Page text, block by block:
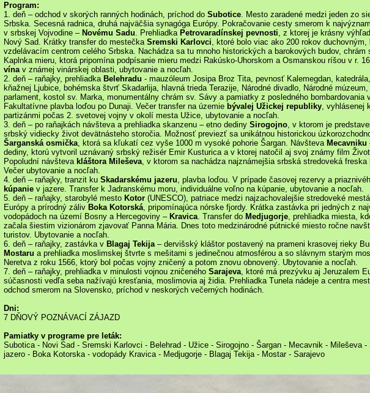
Program:
1. deň – odchod v skorých ranných hodinách, príchod do Subotice. Mesto zaradené medzi jeden zo
Srbska. Secesná radnica, druhá najväčšia synagóga Európy. Pokračovanie cesty smerom k
v srbskej Vojvodine – Novému Sadu. Prehliadka Petrovaradínskej pevnosti, z ktorej je krásny
Nový Sad. Krátky transfer do mestečka Sremski Karlovci, ktoré bolo viac ako 200 rokov duchovným,
vzdelávacím centrom celého Srbska. Nachádza sa tu mnoho historických a barokových budov, chrám
Kaplnka mieru, ktorá pripomína podpísanie mieru medzi Rakúsko-Uhorskom a Osmanskou ríšou v r.
vínav známej vinárskej oblasti, ubytovanie a nocľah.
2. deň – raňajky, prehliadka Belehradu - mauzóleum Josipa Broz Tita, pevnosť Kalemegdan,
kňažnej Ljubice, bohémska štvrť Skadarlija, hlavná trieda Terazije, Národné divadlo, Národné
parlament, kostol sv. Marka, monumentálny chrám sv. Sávy a pamiatky z posledného bombardovania
Fakultatívne plavba loďou po Dunaji. Večer transfer na územie bývalej Užickej republiky, vyhlásenej
partizánmi počas 2. svetovej vojny v okolí mesta Užice, ubytovanie a nocľah.
3. deň – po raňajkách návšteva a prehliadka skanzenu – etno dediny Sirogojno, v ktorom je
srbský vidiecky život devätnásteho storočia. Možnosť previezť sa unikátnou historickou
Šarganská osmička, ktorá sa kľukatí cez vyše 1000 m vysoké pohorie Šargan. Návšteva Mecavniku
dediny, ktorú vytvoril uznávaný srbský režisér Emir Kusturica a v ktorej natočil aj svoj známy film
Popoludní návšteva kláštora Mileševa, v ktorom sa nachádza najznámejšia srbská stredoveká freska
Večer ubytovanie a nocľah.
4. deň – raňajky, tranzit ku Skadarskému jazeru, plavba loďou. V prípade časovej rezervy a
kúpanie v jazere. Transfer k Jadranskému moru, individuálne voľno na kúpanie, ubytovanie a nocľah.
5. deň – raňajky, starobylé mesto Kotor (UNESCO), patriace medzi najzachovalejšie stredoveké
Európy a prírodný záliv Boka Kotorská, pripomínajúca nórske fjordy. Krátka zastávka pri jedných z
vodopádoch na území Bosny a Hercegoviny – Kravica. Transfer do Medjugorje, prehliadka miesta,
začala šiestim vizionárom zjavovať Panna Mária. Dnes toto medzinárodné pútnické miesto ročne
turistov. Ubytovanie a nocľah.
6. deň – raňajky, zastávka v Blagaj Tekija– dervišský kláštor postavený na prameni krasovej rieky
Mostaru a prehliadka moslimskej štvrte s mešitami s jedinečnou atmosférou a so slávnym starým
Neretva z roku 1566, ktorý bol počas vojny zničený a potom znovu obnovený. Ubytovanie a nocľah.
7. deň – raňajky, prehliadka v minulosti vojnou zničeného Sarajeva, ktoré má prezývku aj Jeruzalem
súčasnosti vedľa seba nažívajú kresťania, moslimovia aj židia. Prehliadka Tunela nádeje a centra
odchod smerom na Slovensko, príchod v neskorých večerných hodinách.
Dni:
7 DŇOVÝ POZNÁVACÍ ZÁJAZD
Pamiatky v programe pre leták:
Subotica - Novi Sad - Sremski Karlovci - Belehrad - Užice - Sirogojno - Šargan - Mecavnik - Mileševa -
jazero - Boka Kotorska - vodopády Kravica - Medjugorje - Blagaj Tekija - Mostar - Sarajevo